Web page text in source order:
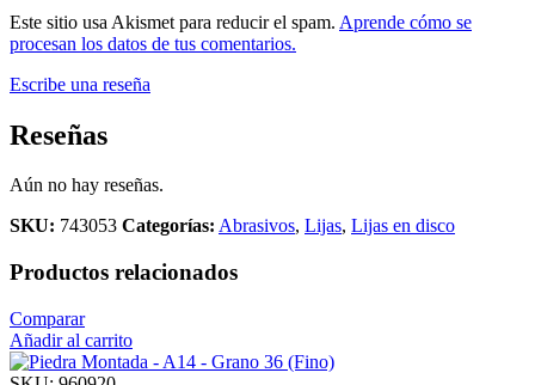
Este sitio usa Akismet para reducir el spam. Aprende cómo se
procesan los datos de tus comentarios.
Escribe una reseña
Reseñas
Aún no hay reseñas.
SKU: 743053 Categorías: Abrasivos, Lijas, Lijas en disco
Productos relacionados
Comparar
Añadir al carrito